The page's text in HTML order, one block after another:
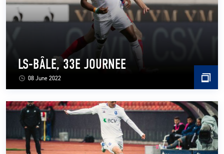
08 June 2022
LS-BÂLE, 33E JOURNEE